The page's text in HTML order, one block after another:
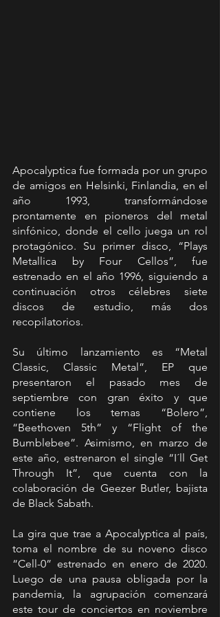
Apocalyptica fue formada por un grupo
de amigos en Helsinki, Finlandia, en el
año 1993, transformándose
prontamente en pioneros del metal
sinfónico, donde el cello juega un rol
protagónico. Su primer disco, “Plays
Metallica by Four Cellos”, fue
estrenado en el año 1996, siguiendo a
continuación otros célebres siete
discos de estudio, más dos
recopilatorios.
Su último lanzamiento es “Metal
Classic, Classic Metal”, EP que
presentaron el pasado mes de
septiembre con gran éxito y que
contiene los temas “Bolero”,
“Beethoven 5th” y “Flight of the
Bumblebee”. Asimismo, en marzo de
este año, estrenaron el single “I´ll Get
Through It”, que cuenta con la
colaboración de Geezer Butler, bajista
de Black Sabath.
La gira que trae a Apocalyptica al país,
toma el nombre de su noveno disco
“Cell-0” estrenado en enero de 2020.
Luego de una pausa obligada por la
pandemia, la agrupación comenzará
este tour de conciertos en noviembre